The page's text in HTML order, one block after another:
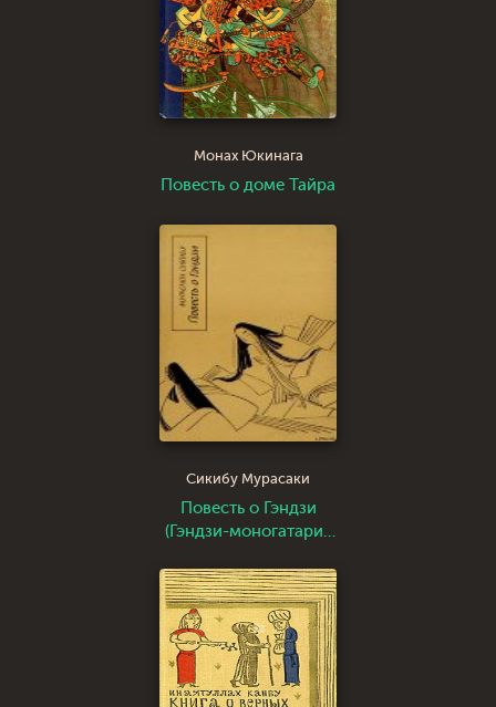
Монах Юкинага
Повесть о доме Тайра
Сикибу Мурасаки
Повесть о Гэндзи
(Гэндзи-моногатари).